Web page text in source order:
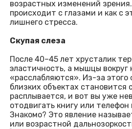
возрастных изменений
происходит с глазами и как с
лишнего стресса.
Скупая слеза
После 40–45 лет хрусталик
эластичность, а мышцы вокруг
«расслабляются». Из-за этого
близких объектах становится
расплывается, и вот вы уже
отодвигать книгу или телефон
Знакомо? Это явление
или возрастной